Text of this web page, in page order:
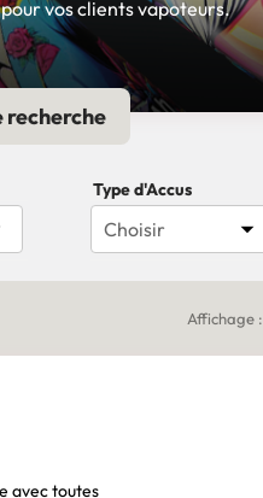
vos clients vapoteurs.
Type d'Accus
Choisir 
Affichage :